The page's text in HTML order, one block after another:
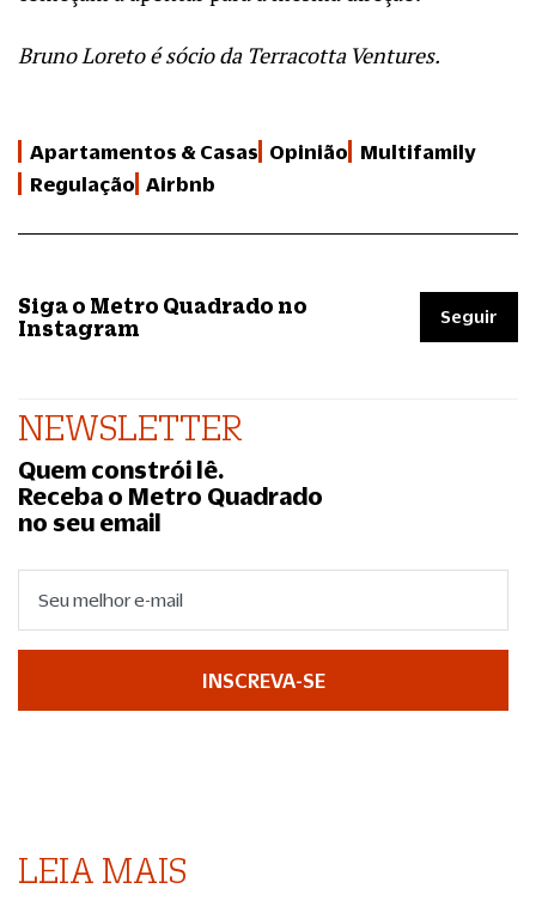
Bruno Loreto é sócio da Terracotta Ventures.
Apartamentos & Casas Opinião
Multifamily
Regulação Airbnb
Siga o Metro Quadrado no
Instagram
Seguir
NEWSLETTER
Quem constrói lê.
Receba o Metro Quadrado
no seu email
INSCREVA-SE
LEIA MAIS